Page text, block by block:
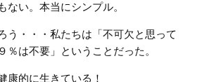
ない。本当にシンプル。
う・・・私たちは「不可欠と思って
％は不要」ということだった。
康的に生きている！